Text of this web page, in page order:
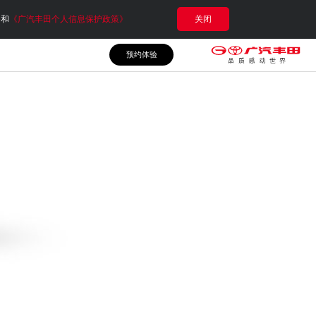
《广汽丰田个人信息保护政策》 关闭
预约体验